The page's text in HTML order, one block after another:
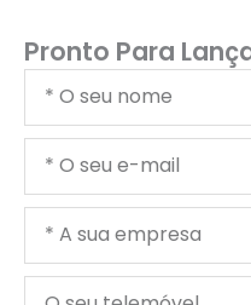
Pronto Para
nome
e-
mail
empresa